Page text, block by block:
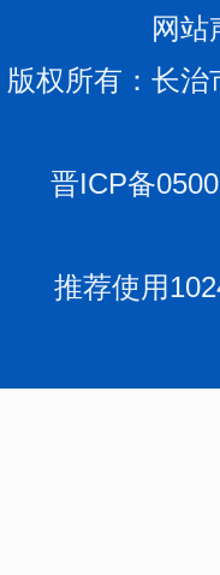
网站
版权所有：长
晋ICP备
推荐使用